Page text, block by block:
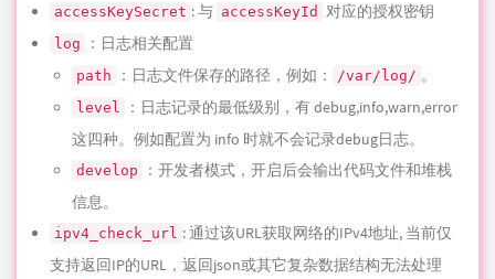
accessKeySecret : 与 accessKeyId 对应的授权密钥
log ：日志相关配置
path ：日志文件保存的路径，例如： /var/log/ 。
level
：日志记录的最低级别，有 debug,info,warn,error
这四种。例如配置为 info 时就不会记录debug日志。
develop ：开发者模式，开启后会输出代码文件和堆栈
信息。
ipv4_check_url : 通过该URL获取网络的IPv4地址, 当前仅
支持返回IP的URL，返回json或其它复杂数据结构无法处理